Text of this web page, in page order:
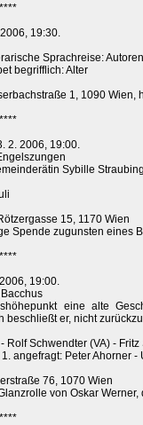
19:30.
Sprachreise:
begrifflich: Alter
1, 1090 Wien,
2. 2006, 19:00.
Sybille
15, 1170 Wien
Spende zugunsten eines
19:00.
eine alte
beschließt er, nicht
Rolf Schwendter (VA) - Fritz
angefragt: Peter Ahorner
76, 1070 Wien
von Oskar